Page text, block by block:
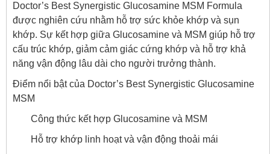
Doctor’s Best Synergistic Glucosamine MSM Formula
được nghiên cứu nhằm hỗ trợ sức khỏe khớp và sụn
khớp. Sự kết hợp giữa Glucosamine và MSM giúp hỗ trợ
cấu trúc khớp, giảm cảm giác cứng khớp và hỗ trợ khả
năng vận động lâu dài cho người trưởng thành.
Điểm nổi bật của Doctor’s Best Synergistic Glucosamine
MSM
Công thức kết hợp Glucosamine và MSM
Hỗ trợ khớp linh hoạt và vận động thoải mái